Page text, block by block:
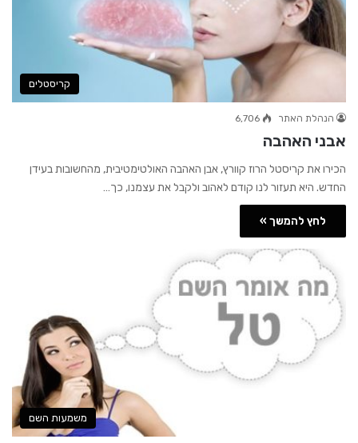
קריסטלים
הנהלת האתר 6,706
אבני האהבה
הכירו את קריסטל הרוז קוורץ, אבן האהבה האולטימטיבית, מהחשובות בעידן
החדש. היא תעזור לנו קודם לאהוב ולקבל את עצמנו, כך…
לחץ להמשך »
משמעות השם